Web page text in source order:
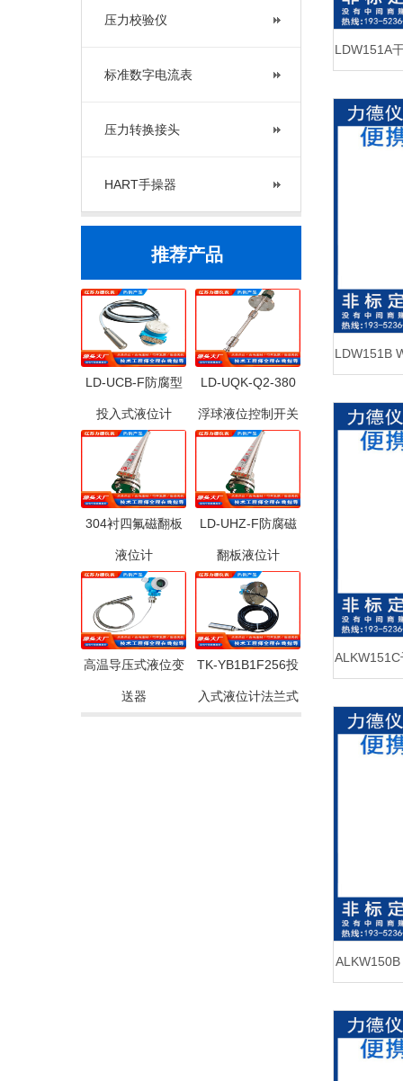
压力校验仪
标准数字电流表
压力转换接头
HART手操器
推荐产品
LD-UCB-F防腐型
投入式液位计
LD-UQK-Q2-380
浮球液位控制开关
304衬四氟磁翻板
液位计
LD-UHZ-F防腐磁
翻板液位计
高温导压式液位变
送器
TK-YB1B1F256投
入式液位计法兰式
LDW151A
LDW151B